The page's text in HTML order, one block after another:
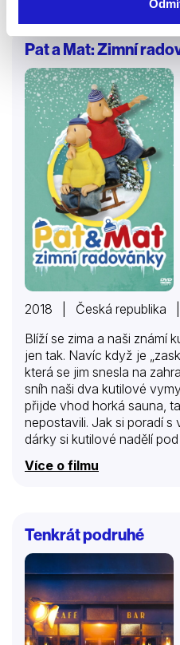
nezapomene. Čas se
než bude pozdě?
Pat a Mat: Zimní
2018 | Česká republika
Blíží se zima a naši známí
jen tak. Navíc když je
která se jim snesla na
sníh naši dva kutilové
přijde vhod horká sauna,
nepostavili. Jak si poradí
dárky si kutilové nadělí
co teprve až si vyrobí
naše dva kutily není žádná
Více o filmu
Tenkrát podruhé